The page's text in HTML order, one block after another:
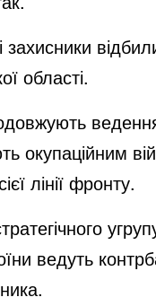
області.
окупаційним
лінії фронту.
ведуть